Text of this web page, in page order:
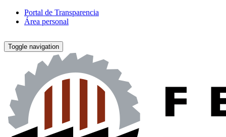
Portal de Transparencia
Área personal
Toggle navigation